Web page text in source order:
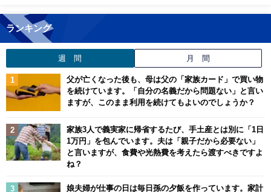
ランキング
週 間 月 間
父が亡くなった後も、母は父の「家族カード」で買い物
を続けています。「自分の名義だから問題ない」と言い
ますが、このまま利用を続けてもよいのでしょうか？
家族3人で義実家に帰省するたび、手土産とは別に「1日
1万円」を包んでいます。夫は「親子だから必要ない」
と言いますが、食費や光熱費を考えたら渡すべきですよ
ね？
娘夫婦が仕事の日は毎日孫の夕飯を作っています。家計